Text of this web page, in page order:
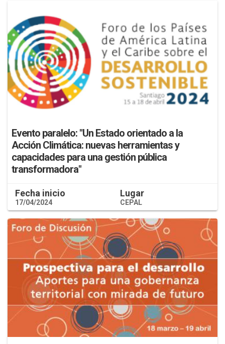
Evento paralelo: "Un Estado orientado a la
Acción Climática: nuevas herramientas y
capacidades para una gestión pública
transformadora"
Fecha inicio
17/04/2024
Lugar
CEPAL